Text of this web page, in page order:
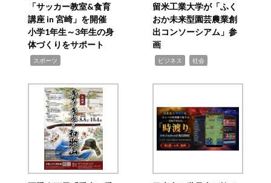
「サッカー教室&食育
講座 in 宮崎」を開催
小学1年生～3年生の身
体づくりをサポート
スポーツ
留米工業大学が「ふく
おか未来型園芸農業創
出コンソーシアム」参
画
ビジネス 社会